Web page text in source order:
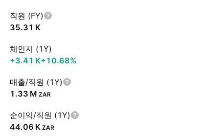
직원 (FY)
‪35.31 K‬
체인지 (1Y)
‪+3.41 K‬+10.68%
매출/직원 (1Y)
‪1.33 M‬ ZAR
순이익/직원 (1Y)
‪44.06 K‬ ZAR